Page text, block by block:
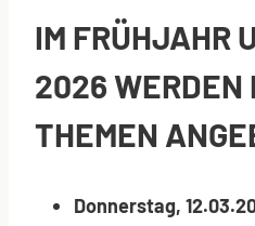
IM FRÜHJAHR
2026 WERDEN
THEMEN
Donnerstag,